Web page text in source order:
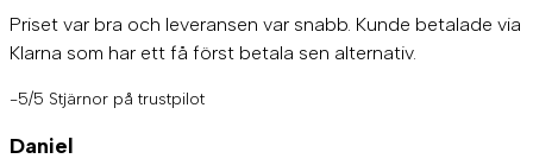
Priset var bra och leveransen var snabb. Kunde betalade via
Klarna som har ett få först betala sen alternativ.
-5/5 Stjärnor på trustpilot
Daniel